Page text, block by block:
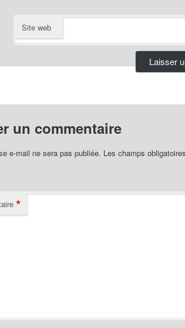
Site web
un commentaire
e-mail ne sera pas publiée. Les champs
*